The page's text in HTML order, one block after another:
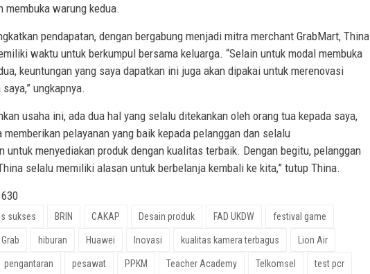
membuka warung kedua.
pendapatan, dengan bergabung menjadi mitra merchant GrabMart, Thina
waktu untuk berkumpul bersama keluarga. “Selain untuk modal membuka
keuntungan yang saya dapatkan ini juga akan dipakai untuk merenovasi
ungkapnya.
usaha ini, ada dua hal yang selalu ditekankan oleh orang tua kepada saya,
pelayanan yang baik kepada pelanggan dan selalu
untuk menyediakan produk dengan kualitas terbaik. Dengan begitu, pelanggan
selalu memiliki alasan untuk berbelanja kembali ke kita,” tutup Thina.
630
sukses BRIN CAKAP Desain produk FAD UKDW festival game
Grab hiburan Huawei Inovasi kualitas kamera terbagus Lion Air
pengantaran pesawat PPKM Teacher Academy Telkomsel test pcr